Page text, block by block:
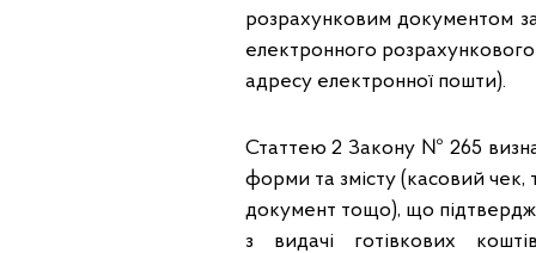
розрахунковим документом
електронного
адресу електронної пошти).
Статтею 2 Закону № 265
форми та змісту (касовий чек,
документ тощо), що
з видачі готівкових